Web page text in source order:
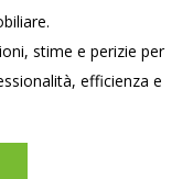
stime e perizie per
efficienza e